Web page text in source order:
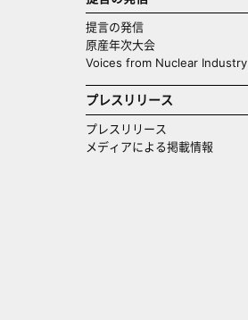
提言の発信
原産年次大会
Voices from Nuclear Industry
プレスリリース
プレスリリース
メディアによる掲載情報